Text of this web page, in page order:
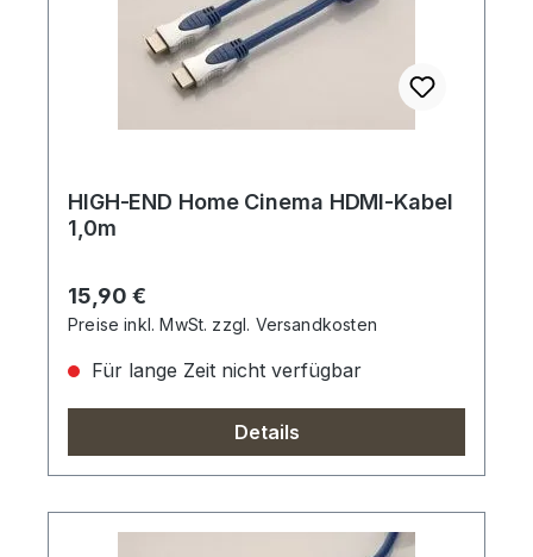
HIGH-END Home Cinema HDMI-Kabel
1,0m
Regulärer Preis:
15,90 €
Preise inkl. MwSt. zzgl. Versandkosten
Für lange Zeit nicht verfügbar
Details